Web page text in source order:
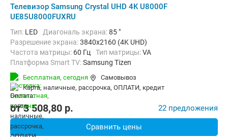
Телевизор Samsung Crystal UHD 4K U8000F
UE85U8000FUXRU
Тип: LED Диагональ экрана:85 "
Разрешение экрана:3840x2160 (4K UHD)
Частота матрицы: 60 Гц Тип матрицы:VA
Платформа Smart TV:Samsung Tizen
Беспроводные интерфейсы:
Бесплатная, сегодня
Самовывоз
карта, наличные, рассрочка, ОПЛАТИ, кредит
от3 508,80 p. 22 предложения
Сравнить цены